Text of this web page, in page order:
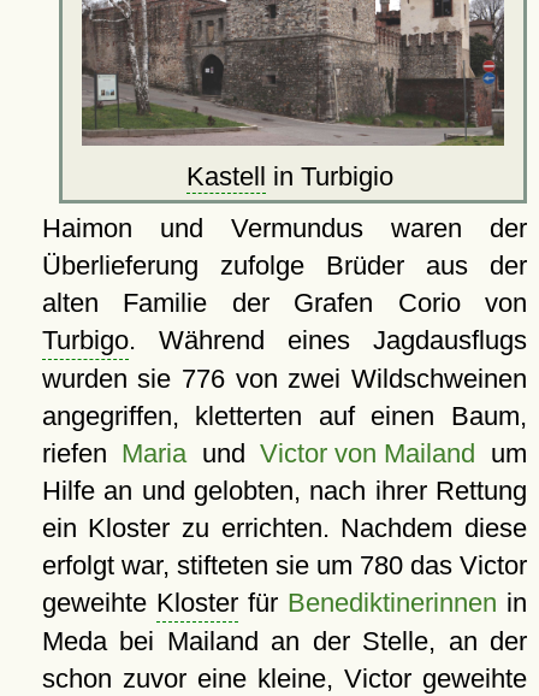
Kastell
in Turbigio
Haimon und Vermundus waren der
Überlieferung zufolge Brüder aus der
alten Familie der Grafen Corio von
Turbigo. Während eines Jagdausflugs
wurden sie 776 von zwei Wildschweinen
angegriffen, kletterten auf einen Baum,
riefen MariaundVictor von Mailand
um
Hilfe an und gelobten, nach ihrer Rettung
ein Kloster zu errichten. Nachdem diese
erfolgt war, stifteten sie um 780 das Victor
geweihte Klosterfür Benediktinerinnen in
Meda bei Mailand an der Stelle, an der
schon zuvor eine kleine, Victor geweihte